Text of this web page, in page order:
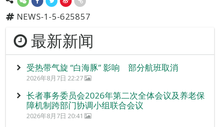
NEWS-1-5-625857
最新新闻
受热带气旋 “白海豚” 影响 部分航班取消
2026年8月7日 22:27
长者事务委员会2026年第二次全体会议及养老保
障机制跨部门协调小组联合会议
2026年8月7日 20:41